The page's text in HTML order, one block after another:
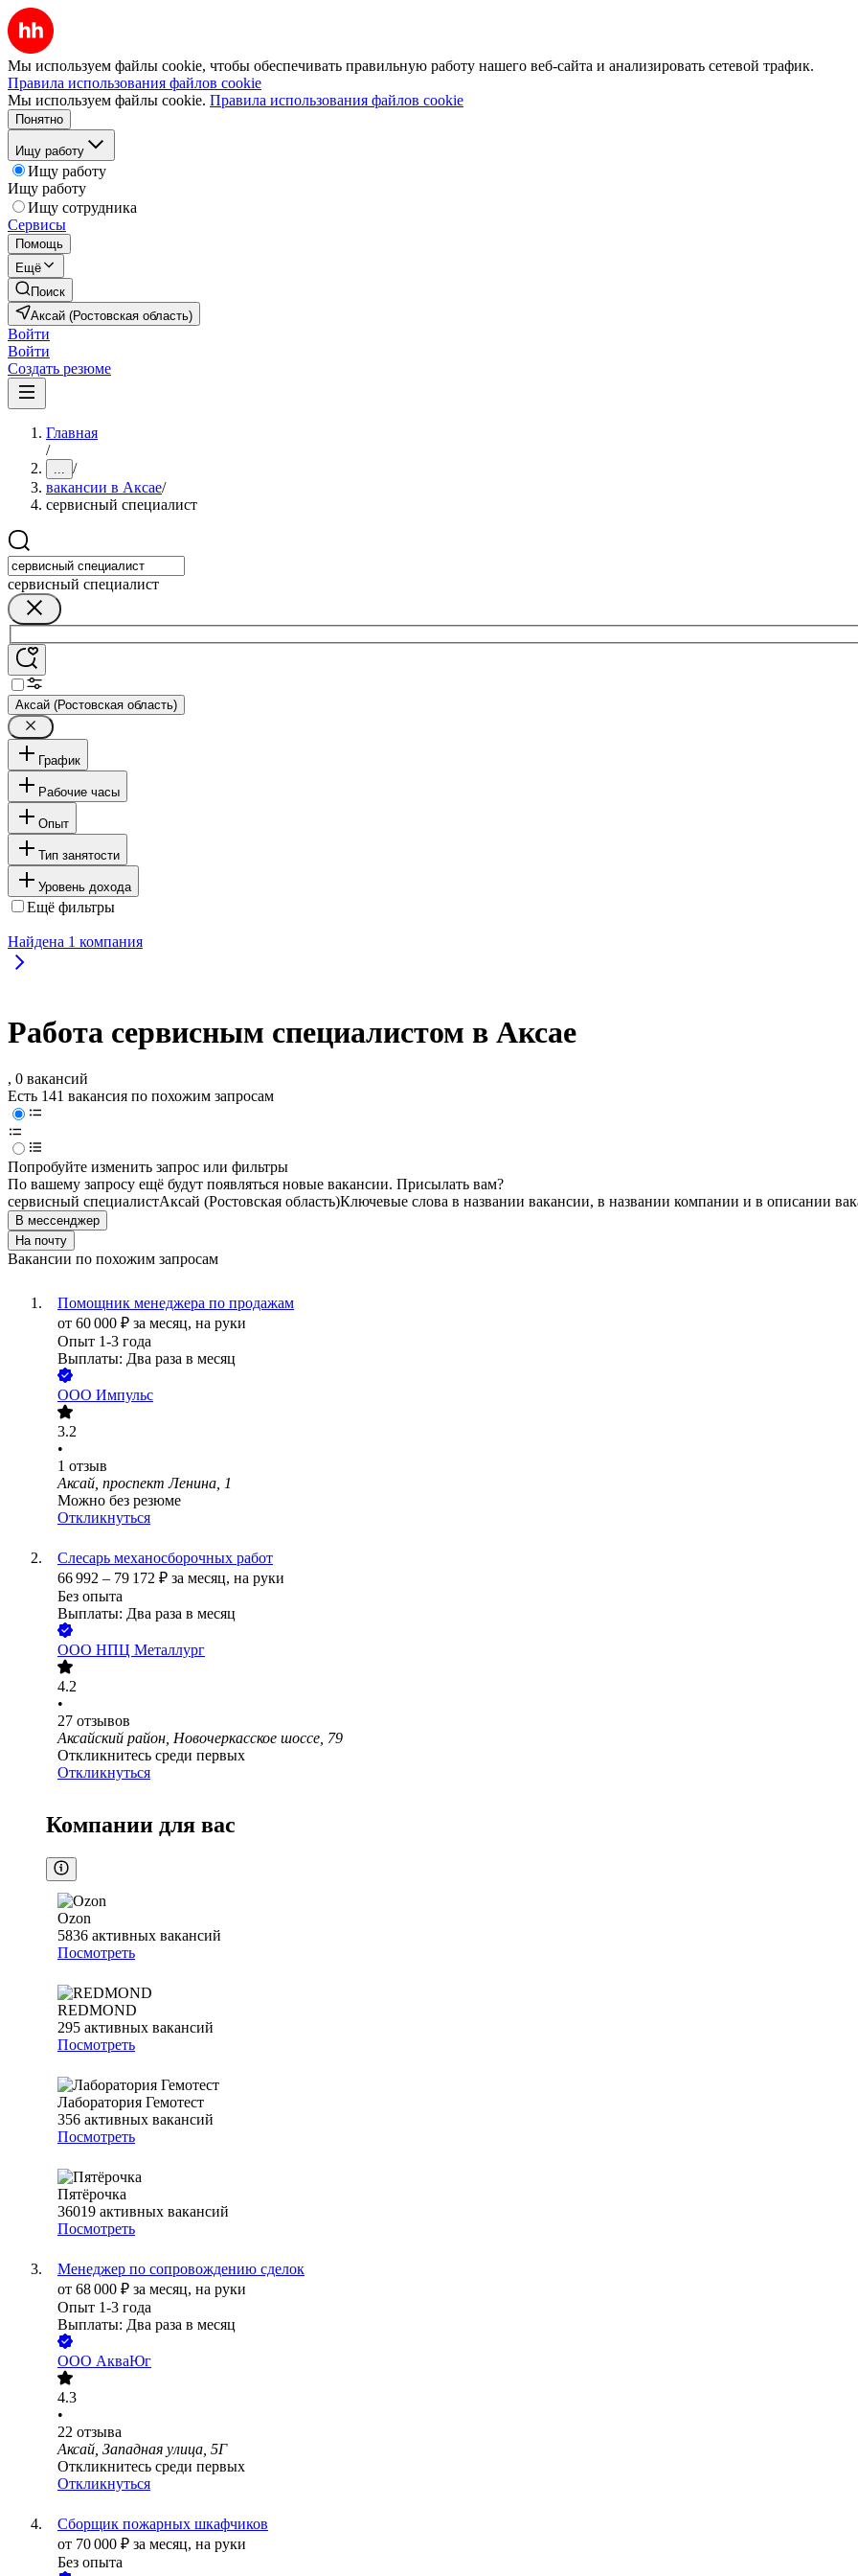
Мы используем файлы cookie, чтобы обеспечивать правильную работу нашего веб-сайта и анализировать сетевой трафик.
Правила использования файлов cookie
Мы используем файлы cookie. Правила использования файлов cookie
Понятно
Ищу работу
Ищу работу
Ищу работу
Ищу сотрудника
Сервисы
Помощь
Ещё
Поиск
Аксай (Ростовская область)
Войти
Войти
Создать резюме
Главная
/
... /
вакансии в Аксае/
сервисный специалист
сервисный специалист
Аксай (Ростовская область)
График
Рабочие часы
Опыт
Тип занятости
Уровень дохода
Ещё фильтры
Найдена 1 компания
Работа сервисным специалистом в Аксае
, 0 вакансий
Есть 141 вакансия по похожим запросам
Попробуйте изменить запрос или фильтры
По вашему запросу ещё будут появляться новые вакансии. Присылать вам?
сервисный специалистАксай (Ростовская область)Ключевые слова в названии вакансии, в названии компании и в описании
В мессенджер
На почту
Вакансии по похожим запросам
Помощник менеджера по продажам
от 60 000 ₽ за месяц, на руки
Опыт 1-3 года
Выплаты: Два раза в месяц
ООО Импульс
3.2
•
1 отзыв
Аксай, проспект Ленина, 1
Можно без резюме
Откликнуться
Слесарь механосборочных работ
66 992 – 79 172 ₽ за месяц, на руки
Без опыта
Выплаты: Два раза в месяц
ООО НПЦ Металлург
4.2
•
27 отзывов
Аксайский район, Новочеркасское шоссе, 79
Откликнитесь среди первых
Откликнуться
Компании для вас
Ozon
5836 активных вакансий
Посмотреть
REDMOND
295 активных вакансий
Посмотреть
Лаборатория Гемотест
356 активных вакансий
Посмотреть
Пятёрочка
36019 активных вакансий
Посмотреть
Менеджер по сопровождению сделок
от 68 000 ₽ за месяц, на руки
Опыт 1-3 года
Выплаты: Два раза в месяц
ООО АкваЮг
4.3
•
22 отзыва
Аксай, Западная улица, 5Г
Откликнитесь среди первых
Откликнуться
Сборщик пожарных шкафчиков
от 70 000 ₽ за месяц, на руки
Без опыта